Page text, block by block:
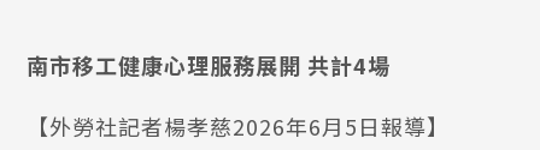
南市移工健康心理服務展開 共計4場
【外勞社記者楊孝慈2026年6月5日報導】